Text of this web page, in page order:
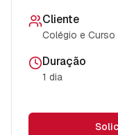
Cliente
Colégio e Curso
Duração
1 dia